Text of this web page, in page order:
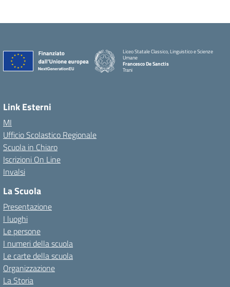
Liceo Statale Classico, Linguistico e Scienze
Umane
Francesco De Sanctis
Trani
Link Esterni
MI
Ufficio Scolastico Regionale
Scuola in Chiaro
Iscrizioni On Line
Invalsi
La Scuola
Presentazione
I luoghi
Le persone
I numeri della scuola
Le carte della scuola
Organizzazione
La Storia